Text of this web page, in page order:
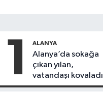
1 ALANYA
Alanya’da sokağa
çıkan yılan,
vatandaşı kovaladı